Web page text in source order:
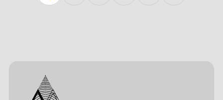
Development